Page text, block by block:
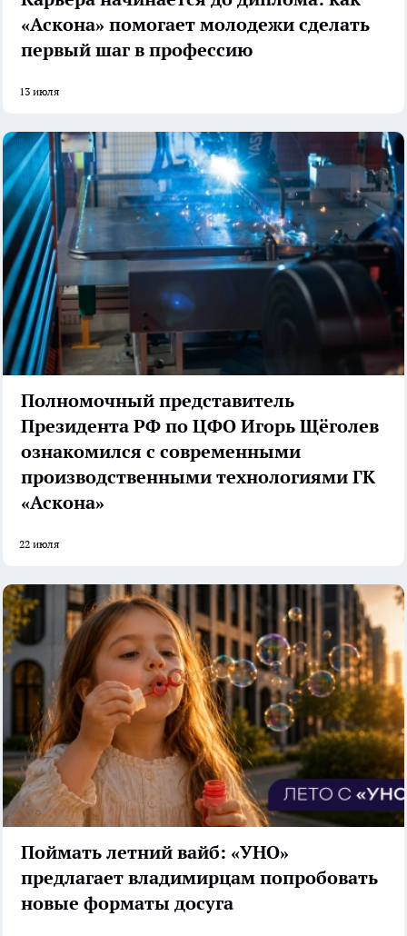
«Аскона» помогает молодежи сделать
первый шаг в профессию
13 июля
Полномочный представитель
Президента РФ по ЦФО Игорь Щёголев
ознакомился с современными
производственными технологиями ГК
«Аскона»
22 июля
Поймать летний вайб: «УНО»
предлагает владимирцам попробовать
новые форматы досуга